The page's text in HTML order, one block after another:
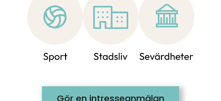
Gör en intresseanmälan